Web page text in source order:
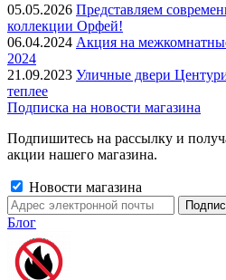
05.05.2026 Представляем
коллекции Орфей!
06.04.2024 Акция на
2024
21.09.2023 Уличные двери
теплее
Подписка на новости магазина
Подпишитесь на рассылку и
акции нашего магазина.
Новости магазина
Блог